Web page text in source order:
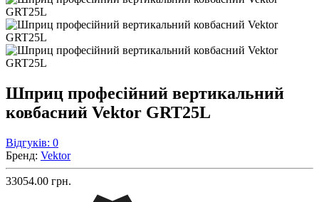
Шприц професійний вертикальний
ковбасний Vektor GRT25L
Відгуків: 0
Бренд: Vektor
33054.00 грн.